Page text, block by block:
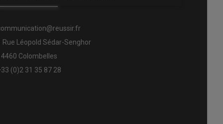
Rue Léopold Sédar-Senghor
Colombelles
(0)2 31 35 87 28